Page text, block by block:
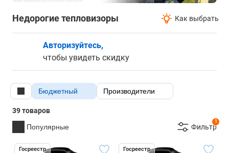
Недорогие тепловизоры Как выбрать
Авторизуйтесь,
чтобы увидеть скидку
Бюджетный Производители
39 товаров
Популярные
1
Фильтр
Госреестр Госреестр